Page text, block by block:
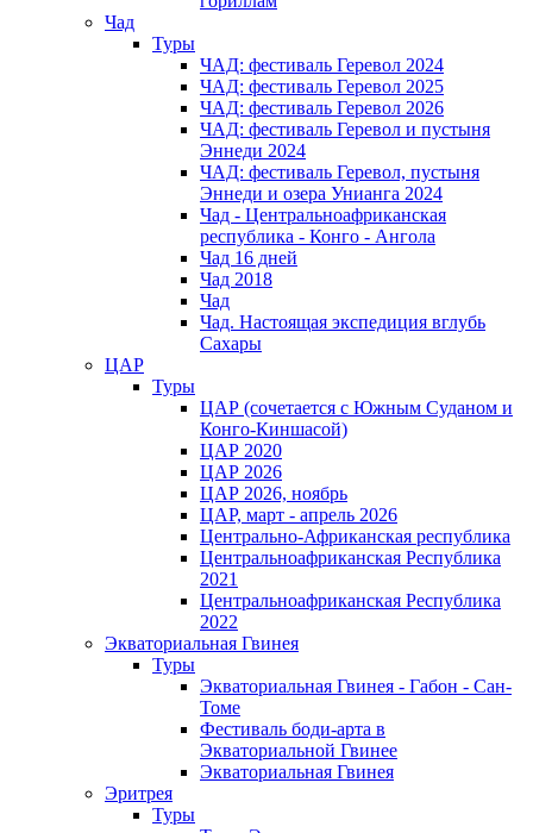
Чад
Туры
ЧАД: фестиваль Геревол 2024
ЧАД: фестиваль Геревол 2025
ЧАД: фестиваль Геревол 2026
ЧАД: фестиваль Геревол и пустыня
Эннеди 2024
ЧАД: фестиваль Геревол, пустыня
Эннеди и озера Унианга 2024
Чад - Центральноафриканская
республика - Конго - Ангола
Чад 16 дней
Чад 2018
Чад
Чад. Настоящая экспедиция вглубь
Сахары
ЦАР
Туры
ЦАР (сочетается с Южным Суданом и
Конго-Киншасой)
ЦАР 2020
ЦАР 2026
ЦАР 2026, ноябрь
ЦАР, март - апрель 2026
Центрально-Африканская республика
Центральноафриканская Республика
2021
Центральноафриканская Республика
2022
Экваториальная Гвинея
Туры
Экваториальная Гвинея - Габон - Сан-
Томе
Фестиваль боди-арта в
Экваториальной Гвинее
Экваториальная Гвинея
Эритрея
Туры